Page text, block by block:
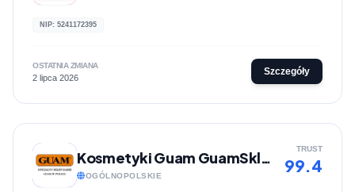
NIP: 5241172395
OSTATNIA ZMIANA
2 lipca 2026
Szczegóły
Kosmetyki Guam GuamSklep
OGÓLNOPOLSKIE
TRUST
99.4